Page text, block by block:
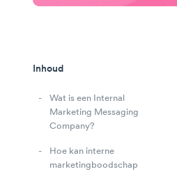
Inhoud
Wat is een Internal
Marketing Messaging
Company?
Hoe kan interne
marketingboodschap